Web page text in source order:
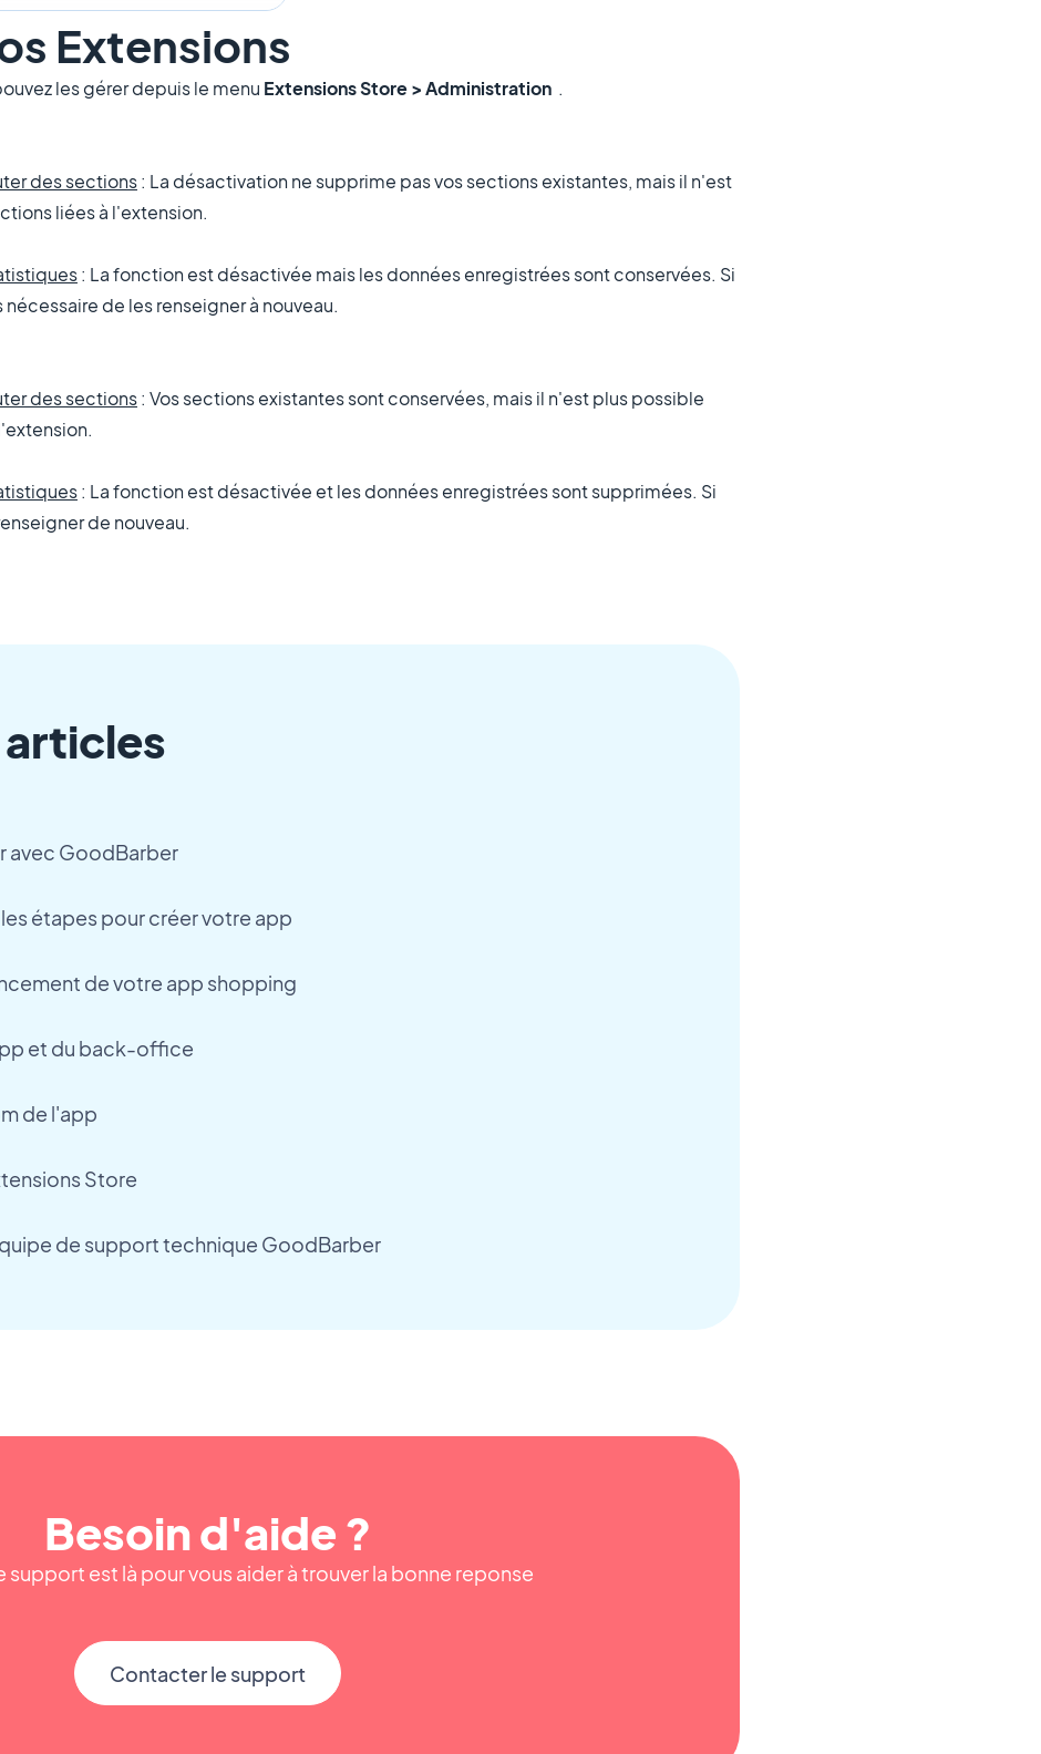
Extensions
les gérer depuis le menu Extensions Store > Administration .
des sections: La désactivation ne supprime pas vos sections existantes, mais il n'est
liées à l'extension.
: La fonction est désactivée mais les données enregistrées sont conservées. Si
de les renseigner à nouveau.
des sections: Vos sections existantes sont conservées, mais il n'est plus possible
extension.
: La fonction est désactivée et les données enregistrées sont supprimées. Si
de nouveau.
avec GoodBarber
étapes pour créer votre app
de votre app shopping
et du back-office
de l'app
Store
de support technique GoodBarber
Besoin d'aide ?
support est là pour vous aider à trouver la bonne reponse
Contacter le support